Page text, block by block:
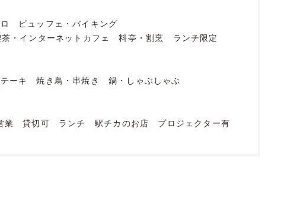
ビュッフェ・バイキング
・インターネットカフェ 料亭・割烹
ランチ限定
ーキ 焼き鳥・串焼き
鍋・しゃぶしゃぶ
業 貸切可 ランチ 駅チカのお店
プロジェクター有